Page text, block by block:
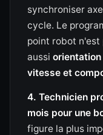
synchroniser
cycle. Le
point robot n'est
aussi
vitesse et
4. Technicien
mois pour une
figure la plus